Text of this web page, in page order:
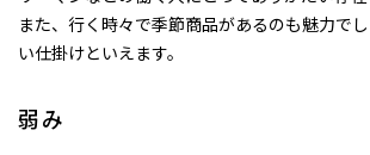
また、行く時々で季節商品があるのも魅力で
い仕掛けといえます。
弱み